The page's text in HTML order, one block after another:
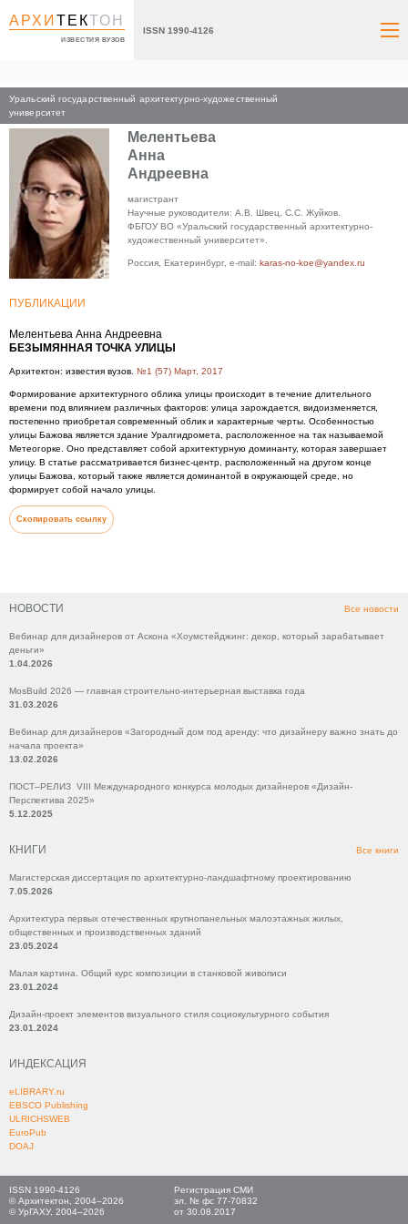
АРХИТЕКТОН
ИЗВЕСТИЯ ВУЗОВ
ISSN 1990-4126
Уральский государственный архитектурно-художественный
университет
НОВОСТИ Все новости
Вебинар для дизайнеров от Аскона «Хоумстейджинг: декор, который зарабатывает
деньги»
1.04.2026
MosBuild 2026 — главная строительно-интерьерная выставка года
31.03.2026
Вебинар для дизайнеров «Загородный дом под аренду: что дизайнеру важно знать до
начала проекта»
13.02.2026
ПОСТ–РЕЛИЗ VIII Международного конкурса молодых дизайнеров «Дизайн-
Перспектива 2025»
5.12.2025
КНИГИ Все книги
Магистерская диссертация по архитектурно-ландшафтному проектированию
7.05.2026
Архитектура первых отечественных крупнопанельных малоэтажных жилых,
общественных и производственных зданий
23.05.2024
Малая картина. Общий курс композиции в станковой живописи
23.01.2024
Дизайн-проект элементов визуального стиля социокультурного события
23.01.2024
ИНДЕКСАЦИЯ
eLIBRARY.ru
EBSCO Publishing
ULRICHSWEB
EuroPub
DOAJ
Главная
Мелентьева
Анна
Андреевна
магистрант
Научные руководители: А.В. Швец, С.С. Жуйков.
ФБГОУ ВО «Уральский государственный архитектурно-
художественный университет».
Россия, Екатеринбург, e-mail: karas-no-koe@yandex.ru
ПУБЛИКАЦИИ
Мелентьева Анна Андреевна
БЕЗЫМЯННАЯ ТОЧКА УЛИЦЫ
Архитектон: известия вузов. №1 (57) Март, 2017
Формирование архитектурного облика улицы происходит в течение длительного
времени под влиянием различных факторов: улица зарождается, видоизменяется,
постепенно приобретая современный облик и характерные черты. Особенностью
улицы Бажова является здание Уралгидромета, расположенное на так называемой
Метеогорке. Оно представляет собой архитектурную доминанту, которая завершает
улицу. В статье рассматривается бизнес-центр, расположенный на другом конце
улицы Бажова, который также является доминантой в окружающей среде, но
формирует собой начало улицы.
Скопировать ссылку
ISSN 1990-4126
© Архитектон, 2004–2026
© УрГАХУ, 2004–2026
Регистрация СМИ
эл. № фс 77-70832
от 30.08.2017